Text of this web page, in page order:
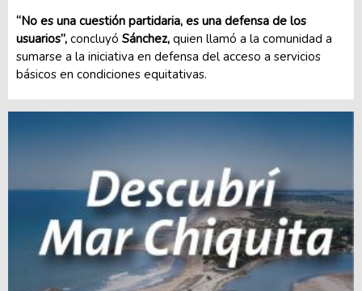
“No es una cuestión partidaria, es una defensa de los
usuarios”, concluyó Sánchez, quien llamó a la comunidad a
sumarse a la iniciativa en defensa del acceso a servicios
básicos en condiciones equitativas.